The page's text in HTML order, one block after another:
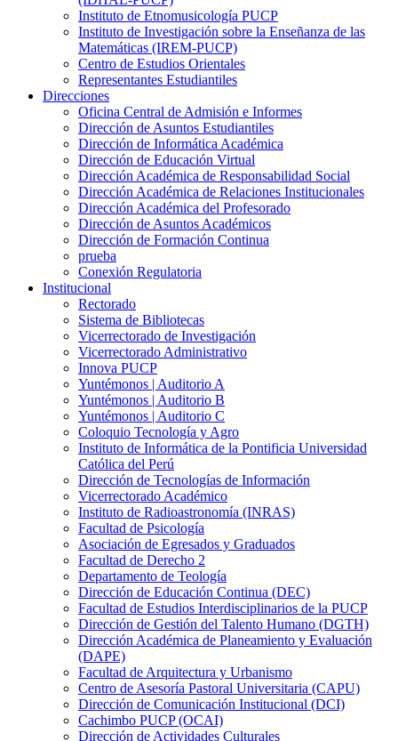
Instituto de Etnomusicología PUCP
Instituto de Investigación sobre la Enseñanza de las
Matemáticas (IREM-PUCP)
Centro de Estudios Orientales
Representantes Estudiantiles
Direcciones
Oficina Central de Admisión e Informes
Dirección de Asuntos Estudiantiles
Dirección de Informática Académica
Dirección de Educación Virtual
Dirección Académica de Responsabilidad Social
Dirección Académica de Relaciones Institucionales
Dirección Académica del Profesorado
Dirección de Asuntos Académicos
Dirección de Formación Continua
prueba
Conexión Regulatoria
Institucional
Rectorado
Sistema de Bibliotecas
Vicerrectorado de Investigación
Vicerrectorado Administrativo
Innova PUCP
Yuntémonos | Auditorio A
Yuntémonos | Auditorio B
Yuntémonos | Auditorio C
Coloquio Tecnología y Agro
Instituto de Informática de la Pontificia Universidad
Católica del Perú
Dirección de Tecnologías de Información
Vicerrectorado Académico
Instituto de Radioastronomía (INRAS)
Facultad de Psicología
Asociación de Egresados y Graduados
Facultad de Derecho 2
Departamento de Teología
Dirección de Educación Continua (DEC)
Facultad de Estudios Interdisciplinarios de la PUCP
Dirección de Gestión del Talento Humano (DGTH)
Dirección Académica de Planeamiento y Evaluación
(DAPE)
Facultad de Arquitectura y Urbanismo
Centro de Asesoría Pastoral Universitaria (CAPU)
Dirección de Comunicación Institucional (DCI)
Cachimbo PUCP (OCAI)
Dirección de Actividades Culturales